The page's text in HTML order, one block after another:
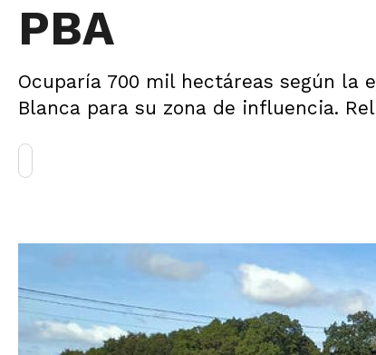
PBA
Ocuparía 700 mil hectáreas según la
Blanca para su zona de influencia.